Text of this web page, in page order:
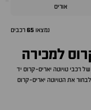
אוריס
נמצאו 65 רכבים
למכירה
של רכבי טויוטה יאריס-קרוס יד
טויוטה יאריס-קרוס